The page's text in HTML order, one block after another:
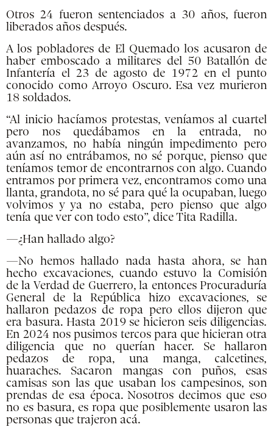
Otros 24 fueron sentenciados a 30 años, fueron
liberados años después.
A los pobladores de El Quemado los acusaron de
haber emboscado a militares del 50 Batallón de
Infantería el 23 de agosto de 1972 en el punto
conocido como Arroyo Oscuro. Esa vez murieron
18 soldados.
“Al inicio hacíamos protestas, veníamos al cuartel
pero nos quedábamos en la entrada, no
avanzamos, no había ningún impedimento pero
aún así no entrábamos, no sé porque, pienso que
teníamos temor de encontrarnos con algo. Cuando
entramos por primera vez, encontramos como una
llanta, grandota, no sé para qué la ocupaban, luego
volvimos y ya no estaba, pero pienso que algo
tenía que ver con todo esto”, dice Tita Radilla.
—¿Han hallado algo?
—No hemos hallado nada hasta ahora, se han
hecho excavaciones, cuando estuvo la Comisión
de la Verdad de Guerrero, la entonces Procuraduría
General de la República hizo excavaciones, se
hallaron pedazos de ropa pero ellos dijeron que
era basura. Hasta 2019 se hicieron seis diligencias.
En 2024 nos pusimos tercos para que hicieran otra
diligencia que no querían hacer. Se hallaron
pedazos de ropa, una manga, calcetines,
huaraches. Sacaron mangas con puños, esas
camisas son las que usaban los campesinos, son
prendas de esa época. Nosotros decimos que eso
no es basura, es ropa que posiblemente usaron las
personas que trajeron acá.